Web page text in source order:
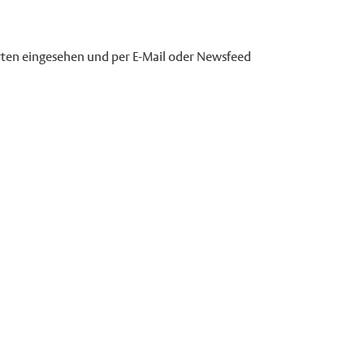
eingesehen und per E-Mail oder Newsfeed